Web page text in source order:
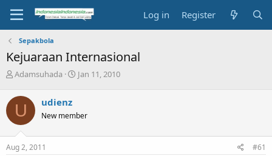
Log in Register
Sepakbola
Kejuaraan Internasional
T
r
e
a
d
s
t
Adamsuhada
S
t
a
Jan 11, 2010
U udienz
New member
Aug 2, 2011 #61